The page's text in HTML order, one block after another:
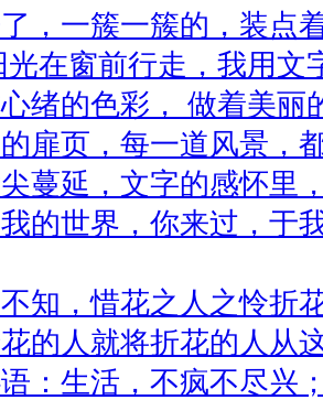
，一簇一簇的，装点
光在窗前行走，我用文
绪的色彩， 做着美丽
扉页，每一道风景，
蔓延，文字的感怀里
的世界，你来过，于
知，惜花之人之怜折
的人就将折花的人从
：生活，不疯不尽兴